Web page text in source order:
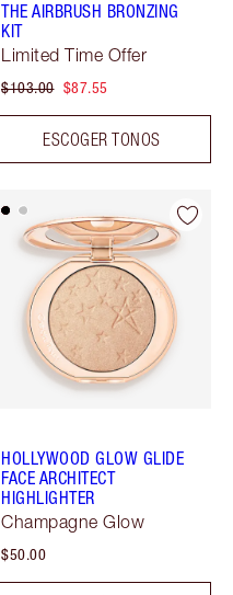
THE AIRBRUSH BRONZING
KIT
Limited Time Offer
$103.00 $87.55
ESCOGER TONOS
HOLLYWOOD GLOW GLIDE
FACE ARCHITECT
HIGHLIGHTER
Champagne Glow
$50.00